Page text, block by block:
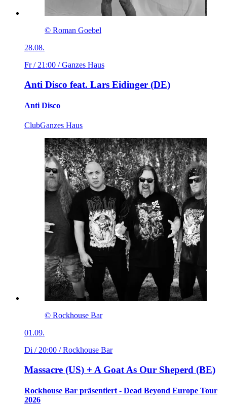
© Roman Goebel
28.08.
Fr / 21:00 / Ganzes Haus
Anti Disco feat. Lars Eidinger (DE)
Anti Disco
ClubGanzes Haus
© Rockhouse Bar
01.09.
Di / 20:00 / Rockhouse Bar
Massacre (US) + A Goat As Our Sheperd (BE)
Rockhouse Bar präsentiert - Dead Beyond Europe Tour
2026